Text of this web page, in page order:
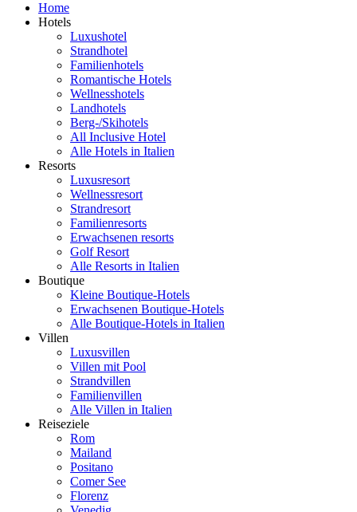
Home
Hotels
Luxushotel
Strandhotel
Familienhotels
Romantische Hotels
Wellnesshotels
Landhotels
Berg-/Skihotels
All Inclusive Hotel
Alle Hotels in Italien
Resorts
Luxusresort
Wellnessresort
Strandresort
Familienresorts
Erwachsenen resorts
Golf Resort
Alle Resorts in Italien
Boutique
Kleine Boutique-Hotels
Erwachsenen Boutique-Hotels
Alle Boutique-Hotels in Italien
Villen
Luxusvillen
Villen mit Pool
Strandvillen
Familienvillen
Alle Villen in Italien
Reiseziele
Rom
Mailand
Positano
Comer See
Florenz